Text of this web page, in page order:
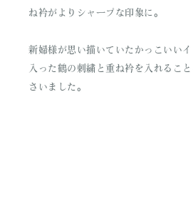
ね衿がよりシャープな印象に。
新婦様が思い描いていたかっこいい
入った鶴の刺繍と重ね衿を入れるこ
さいました。